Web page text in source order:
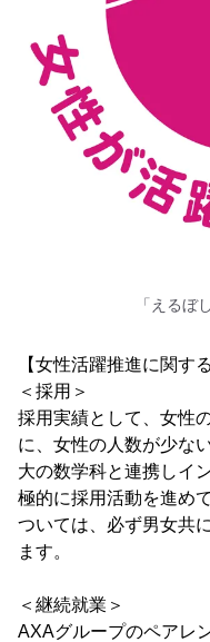
「えるぼ
【女性活躍推進に関す
＜採用＞
採用実績として、女性
に、女性の人数が少な
大の数学科と連携しイ
極的に採用活動を進め
ついては、必ず男女共
ます。
＜継続就業＞
AXAグループのペアレ